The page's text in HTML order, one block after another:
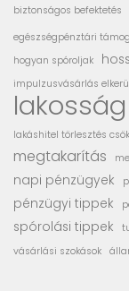
biztonságos befektetés
egészségpénztári
hogyan spóroljak
impulzusvásárlás
lakosság
lakáshitel törlesztés
megtakarítás
napi pénzügyek
pénzügyi tippek
spórolási tippek
vásárlási szokások